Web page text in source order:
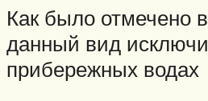
Как было отмечено
данный вид
прибережных водах